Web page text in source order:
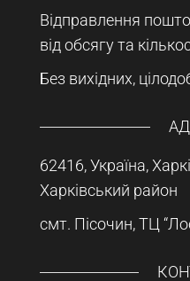
Відправлення
від обсягу та
Без вихідних,
62416, Україна,
Харківський район
смт. Пісочин, ТЦ